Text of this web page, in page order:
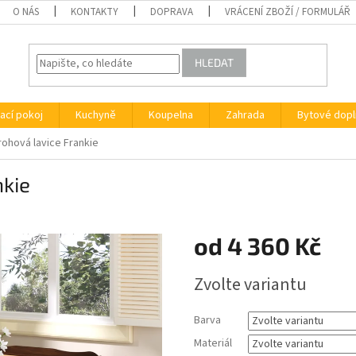
O NÁS KONTAKTY DOPRAVA VRÁCENÍ ZBOŽÍ / FORMULÁŘ
HLEDAT
pokoj Kuchyně Koupelna Zahrada Bytové
lavice Frankie
od 4 360 Kč
cena:
Zvolte variantu
Barva
Materiál